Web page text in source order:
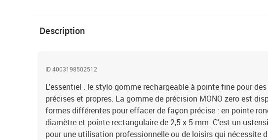
Description
ID 4003198502512
L'essentiel : le stylo gomme rechargeable à pointe fine pour
précises et propres. La gomme de précision MONO zero est
formes différentes pour effacer de façon précise : en pointe
diamètre et pointe rectangulaire de 2,5 x 5 mm. C'est un
pour une utilisation professionnelle ou de loisirs qui nécessite